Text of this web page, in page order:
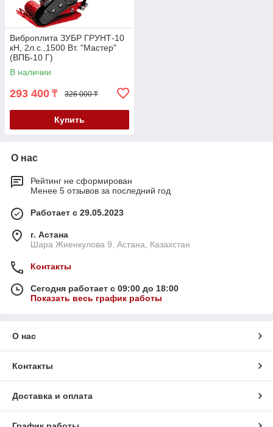
Виброплита ЗУБР ГРУНТ-10
кН, 2л.с.,1500 Вт. "Мастер"
(ВПБ-10 Г)
В наличии
293 400 ₸ 326 000 ₸
Купить
О нас
Рейтинг не сформирован
Менее 5 отзывов за последний год
Работает с 29.05.2023
г. Астана
Шара Жиенкулова 9, Астана, Казахстан
Контакты
Сегодня работает с 09:00 до 18:00
Показать весь график работы
О нас
Контакты
Доставка и оплата